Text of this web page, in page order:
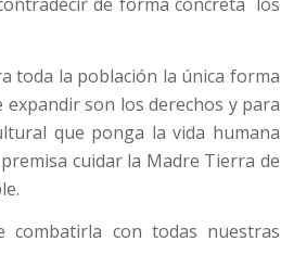
toda la población la única forma
son los derechos y para
que ponga la vida humana
cuidar la Madre Tierra de
combatirla con todas nuestras